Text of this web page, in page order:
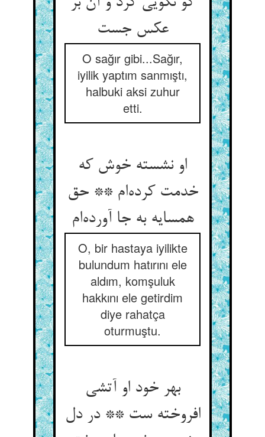
عکس جست‌‌
O sağır gibi...Sağır,
iyilik yaptım sanmıştı,
halbuki aksi zuhur
etti.
او نشسته خوش که
خدمت کرده‌‌ام ** حق
همسایه به جا آورده‌‌ام‌‌
O, bir hastaya iyilikte
bulundum hatırını ele
aldım, komşuluk
hakkını ele getirdim
diye rahatça
oturmuştu.
بهر خود او آتشی
افروخته ست ** در دل